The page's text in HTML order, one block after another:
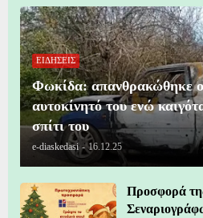
ΕΙΔΗΣΕΙΣ
Φωκίδα: απανθρακώθηκε
αυτοκίνητό του ενώ
σπίτι του
e-diaskedasi - 16.12.25
Προσφορά